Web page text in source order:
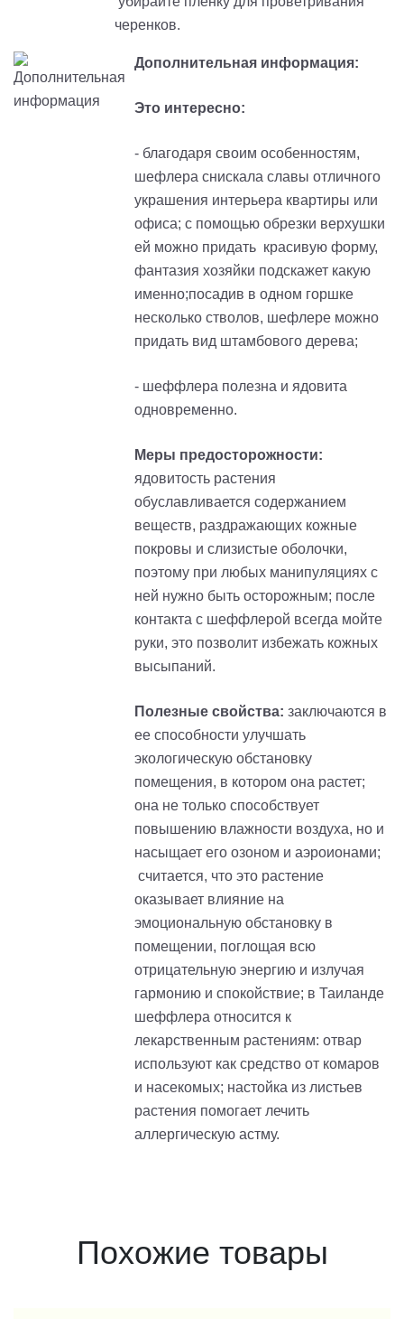
черенков.
Дополнительная информация:
Это интересно:
- благодаря своим особенностям,
шефлера снискала славы отличного
украшения интерьера квартиры или
офиса; с помощью обрезки верхушки
ей можно придать красивую форму,
фантазия хозяйки подскажет какую
именно;посадив в одном горшке
несколько стволов, шефлере можно
придать вид штамбового дерева;
- шеффлера полезна и ядовита
одновременно.
Меры предосторожности:
ядовитость растения
обуславливается содержанием
веществ, раздражающих кожные
покровы и слизистые оболочки,
поэтому при любых манипуляциях с
ней нужно быть осторожным; после
контакта с шеффлерой всегда мойте
руки, это позволит избежать кожных
высыпаний.
Полезные свойства: заключаются в
ее способности улучшать
экологическую обстановку
помещения, в котором она растет;
она не только способствует
повышению влажности воздуха, но и
насыщает его озоном и аэроионами;
считается, что это растение
оказывает влияние на
эмоциональную обстановку в
помещении, поглощая всю
отрицательную энергию и излучая
гармонию и спокойствие; в Таиланде
шеффлера относится к
лекарственным растениям: отвар
используют как средство от комаров
и насекомых; настойка из листьев
растения помогает лечить
аллергическую астму.
Похожие товары